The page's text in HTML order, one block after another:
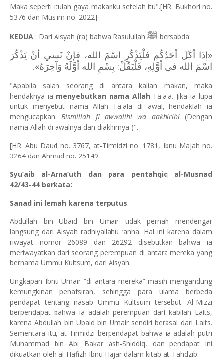
Maka seperti itulah gaya makanku setelah itu".[HR. Bukhori no.
5376 dan Muslim no. 2022]
KEDUA : Dari Aisyah (ra) bahwa Rasulullah ﷺ bersabda:
«إذَا أكَلَ أحَدُكُم فَلْيَذْكُرِ اسْمَ الله، فإنْ نَسي أنْ يَذْكُرَ
اسْمَ الله في أوَّلِهِ، فَلْيَقُلْ: بِسْمِ الله أوَّلَهُ وَآخِرَهُ»
.
"Apabila salah seorang di antara kalian makan, maka
hendaknya ia menyebutkan nama Allah Ta'ala. Jika ia lupa
untuk menyebut nama Allah Ta'ala di awal, hendaklah ia
mengucapkan:Bismillah fi awwalihi wa aakhirihi(Dengan
nama Allah di awalnya dan diakhirnya )".
[HR. Abu Daud no. 3767, at-Tirmidzi no. 1781, Ibnu Majah no.
3264 dan Ahmad no. 25149.
Syu’aib al-Arna’uth dan para pentahqiq al-Musnad
42/43-44 berkata:
Sanad ini lemah karena terputus.
Abdullah bin Ubaid bin Umair tidak pernah mendengar
langsung dari Aisyah radhiyallahu ‘anha. Hal ini karena dalam
riwayat nomor 26089 dan 26292 disebutkan bahwa ia
meriwayatkan dari seorang perempuan di antara mereka yang
bernama Ummu Kultsum, dari Aisyah.
Ungkapan Ibnu Umair “di antara mereka” masih mengandung
kemungkinan penafsiran, sehingga para ulama berbeda
pendapat tentang nasab Ummu Kultsum tersebut. Al-Mizzi
berpendapat bahwa ia adalah perempuan dari kabilah Laits,
karena Abdullah bin Ubaid bin Umair sendiri berasal dari Laits.
Sementara itu, at-Tirmidzi berpendapat bahwa ia adalah putri
Muhammad bin Abi Bakar ash-Shiddiq, dan pendapat ini
dikuatkan oleh al-Hafizh Ibnu Hajar dalam kitab at-Tahdzib.